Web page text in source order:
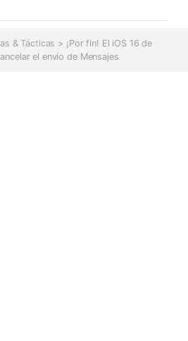
& Tácticas > ¡Por fin! El iOS 16 de
el envío de Mensajes